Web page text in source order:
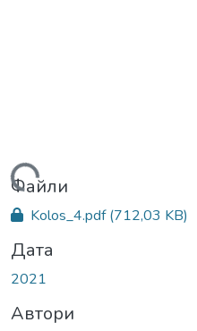
Файли
Kolos_4.pdf(712,03 KB)
Дата
2021
Автори